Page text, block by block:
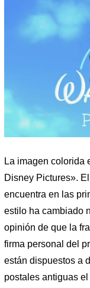
La imagen colorida
Disney Pictures».
encuentra en las
estilo ha cambiado
opinión de que la
firma personal del
están dispuestos a
postales antiguas